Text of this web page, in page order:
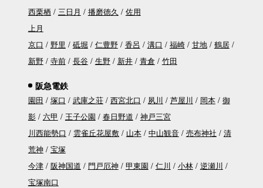
西栗栖
三日月 播磨徳久
佐用
上月
京口
野里 砥堀 仁豊野 香呂 溝口 福崎 甘地
鶴居
新野
寺前 長谷 生野 新井 青倉 竹田
阪急電鉄
園田 塚口 武庫之荘 西宮北口 夙川 芦屋川 岡本
御
影
六甲 王子公園 春日野道
神戸三宮
川西能勢口
雲雀丘花屋敷 山本 中山観音 売布神社
清
荒神
宝塚
今津
阪神国道 門戸厄神 甲東園 仁川 小林
逆瀬川
宝塚南口